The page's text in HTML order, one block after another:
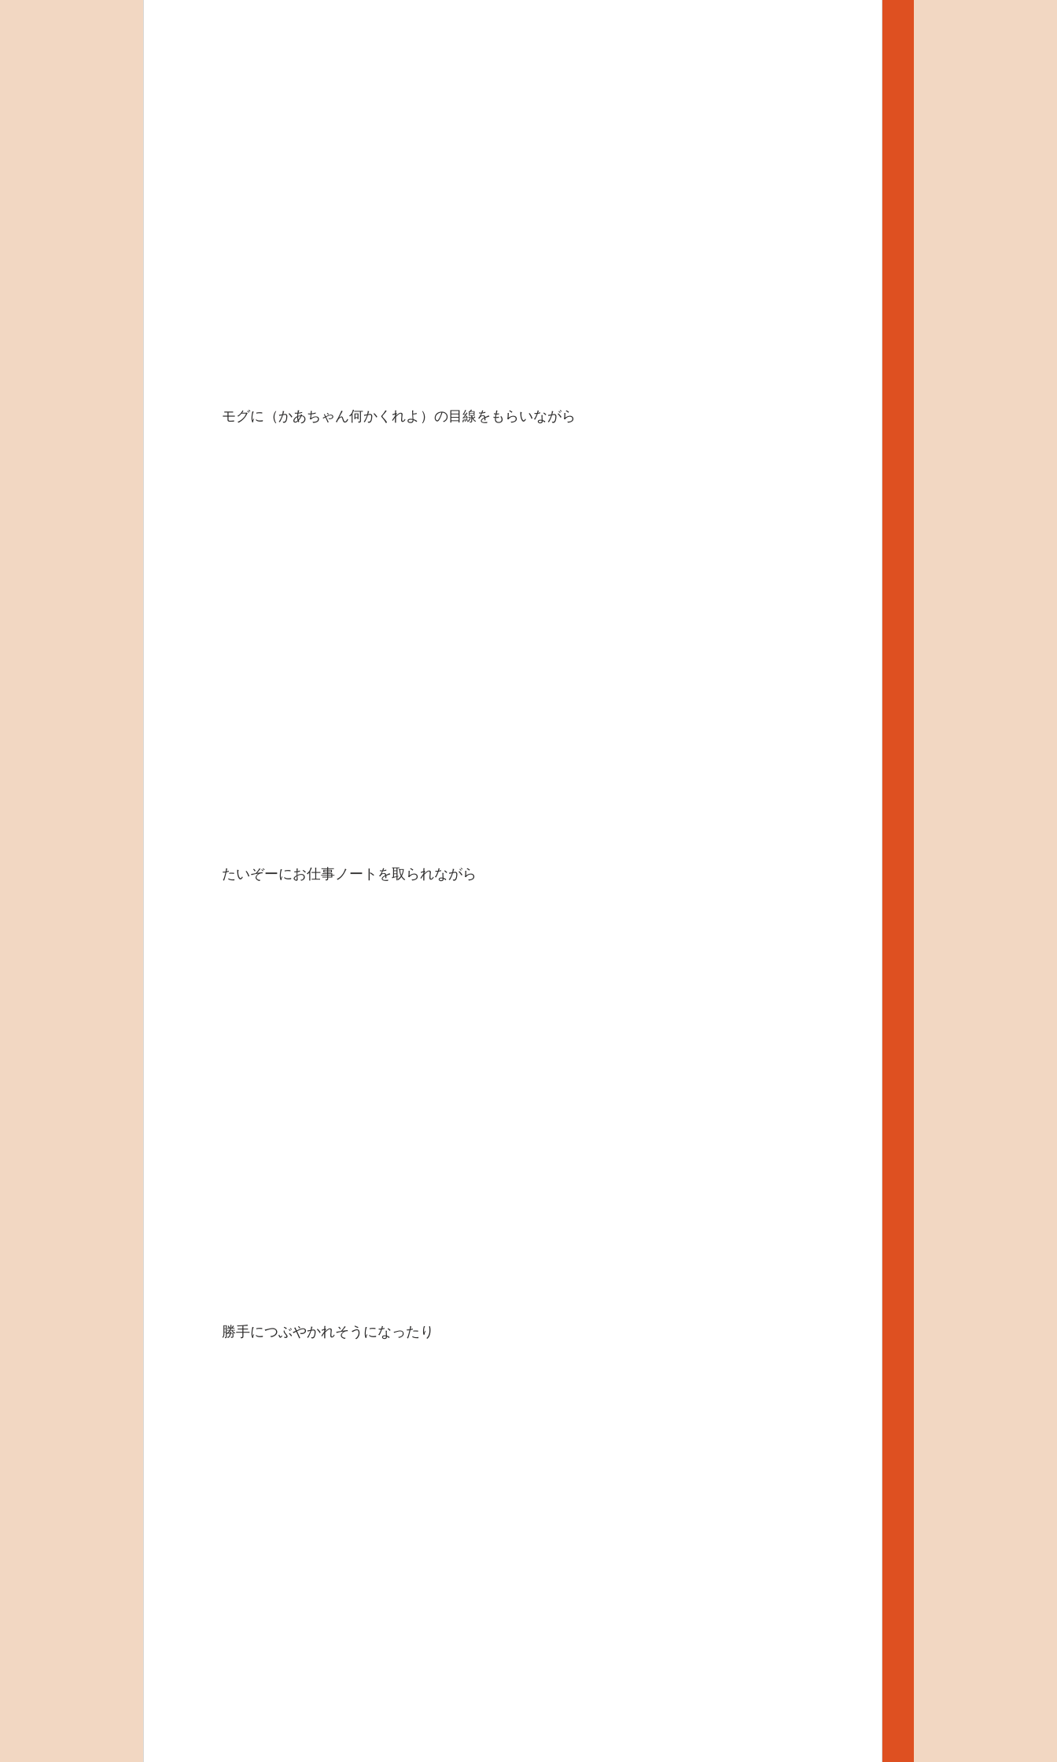
モグに（かあちゃん何かくれよ）の目線をもらいながら
たいぞーにお仕事ノートを取られながら
勝手につぶやかれそうになったり